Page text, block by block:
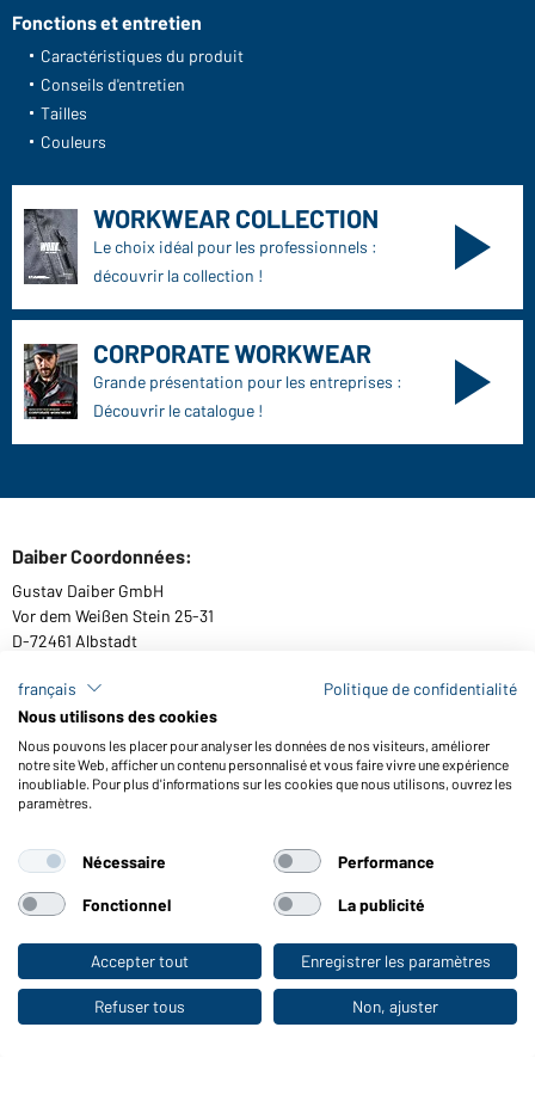
Vers la boutique pour particuliers
Fonctions et entretien
Caractéristiques du produit
Conseils d'entretien
Tailles
Couleurs
WORKWEAR COLLECTION
Le choix idéal pour les professionnels :
découvrir la collection !
CORPORATE WORKWEAR
Grande présentation pour les entreprises :
Découvrir le catalogue !
Daiber Coordonnées:
Gustav Daiber GmbH
Vor dem Weißen Stein 25-31
D-72461 Albstadt
Télécharger ou commander catalogues
Lien aux catalogues
Conditions générales
Mentions légales
Protection des données
Paramètre de cookies
Accessibilité
© 2026 Daiber
français
Politique de confidentialité
Nous utilisons des cookies
Nous pouvons les placer pour analyser les données de nos visiteurs, améliorer
notre site Web, afficher un contenu personnalisé et vous faire vivre une expérience
inoubliable. Pour plus d'informations sur les cookies que nous utilisons, ouvrez les
paramètres.
Nécessaire Performance
Fonctionnel La publicité
Accepter tout Enregistrer les paramètres
Refuser tous Non, ajuster